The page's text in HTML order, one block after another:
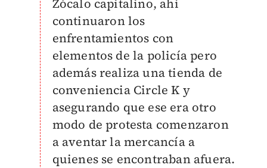
Zócalo capitalino, ahí
continuaron los
enfrentamientos con
elementos de la policía pero
además realiza una tienda de
conveniencia Circle K y
asegurando que ese era otro
modo de protesta comenzaron
a aventar la mercancía a
quienes se encontraban afuera.